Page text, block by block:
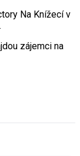
Na Knížecí v
zájemci na